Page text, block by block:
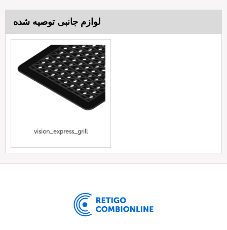
لوازم جانبی توصیه شده
vision_express_grill